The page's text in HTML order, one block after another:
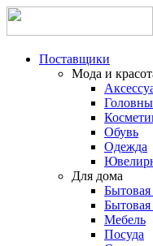
Поставщики
Мода и
Обувь
Одежда
Для дома
Бытовая
Мебель
Посуда